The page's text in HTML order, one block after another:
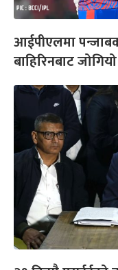
आईपीएलमा
बाहिरिनबाट जोगियो